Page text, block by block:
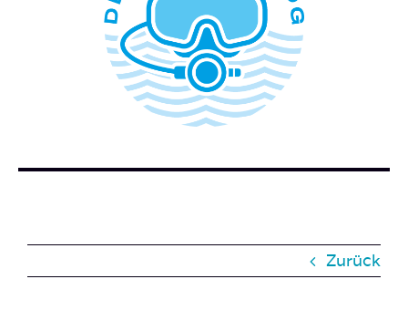
WER STECKT HINTER DEM TAUCHERBLOG?
BUCH BESTELLEN
Zurück